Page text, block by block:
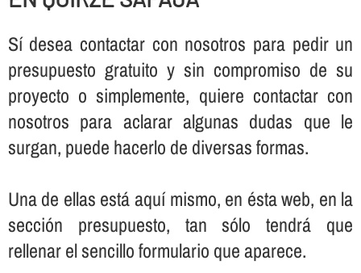
Sí­ desea contactar con nosotros para pedir un
presupuesto gratuito y sin compromiso de su
proyecto o simplemente, quiere contactar con
nosotros para aclarar algunas dudas que le
surgan, puede hacerlo de diversas formas.
Una de ellas está aquí­ mismo, en ésta web, en la
sección presupuesto, tan sólo tendrá que
rellenar el sencillo formulario que aparece.